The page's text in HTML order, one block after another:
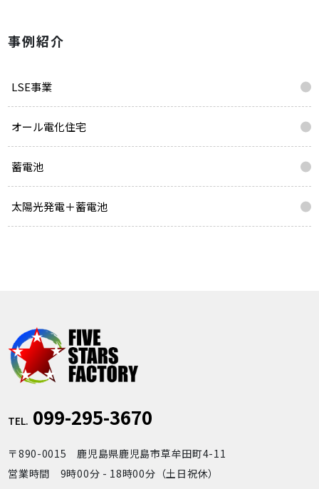
事例紹介
LSE事業
オール電化住宅
蓄電池
太陽光発電＋蓄電池
TEL. 099-295-3670
〒890-0015 鹿児島県鹿児島市草牟田町4-11
営業時間 9時00分 - 18時00分（土日祝休）